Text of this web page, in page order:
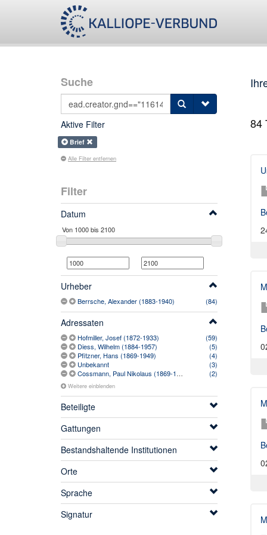
Suche
Aktive Filter
Brief
Alle Filter entfernen
Filter
Datum
Urheber
Berrsche, Alexander (1883-1940) (84)
Adressaten
Hofmiller, Josef (1872-1933)
(59)
Diess, Wilhelm (1884-1957)
(5)
Pfitzner, Hans (1869-1949)
(4)
Unbekannt
(3)
Cossmann, Paul Nikolaus (1869-1942)
(2)
Weitere einblenden
Beteiligte
Gattungen
Bestandshaltende Institutionen
Orte
Sprache
Signatur
84